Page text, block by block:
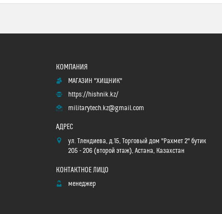
МАГАЗИН "ХИЩНИК"
https://hishnik.kz/
militarytech.kz@gmail.com
ул. Тлендиева, д.15, Торговый дом "Рахмет 2" бутик
205 - 206 (второй этаж), Астана, Казахстан
менеджер